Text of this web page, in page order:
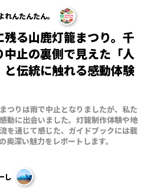
れんたんたん。
残る山鹿灯籠まつり。千
中止の裏側で見えた「人
と伝統に触れる感動体験
つりは雨で中止となりましたが、私た
動に出会いました。灯籠制作体験や地
を通じて感じた、ガイドブックには載
奥深い魅力をレポートします。
し